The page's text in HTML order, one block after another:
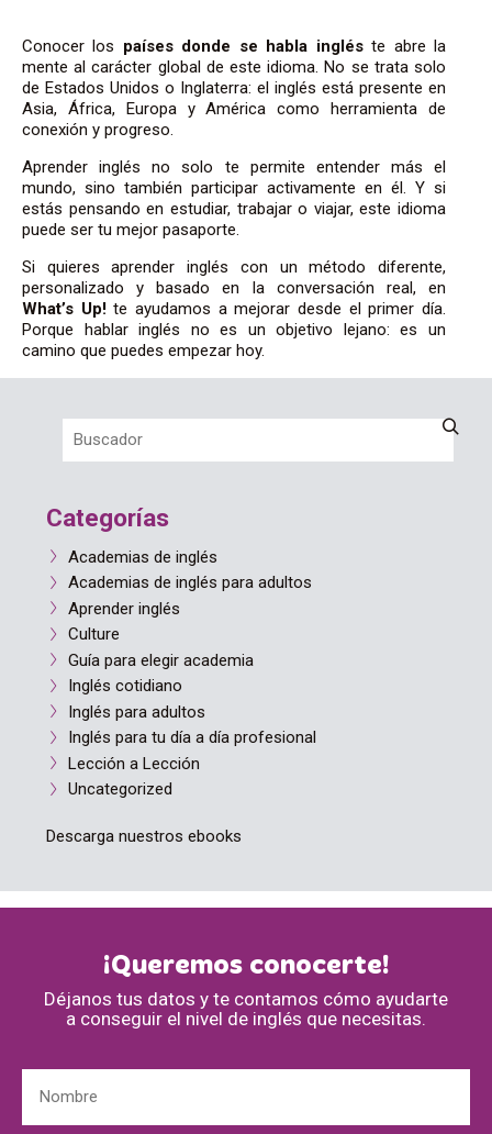
Conocer los países donde se habla ingléste abre la
mente al carácter global de este idioma. No se trata solo
de Estados Unidos o Inglaterra: el inglés está presente en
Asia, África, Europa y América como herramienta de
conexión y progreso.
Aprender inglés no solo te permite entender más el
mundo, sino también participar activamente en él. Y si
estás pensando en estudiar, trabajar o viajar, este idioma
puede ser tu mejor pasaporte.
Si quieres aprender inglés con un método diferente,
personalizado y basado en la conversación real, en
What’s Up!te ayudamos a mejorar desde el primer día.
Porque hablar inglés no es un objetivo lejano: es un
camino que puedes empezar hoy.
Categorías
Academias de inglés
Academias de inglés para adultos
Aprender inglés
Culture
Guía para elegir academia
Inglés cotidiano
Inglés para adultos
Inglés para tu día a día profesional
Lección a Lección
Uncategorized
Descarga nuestros ebooks
¡Queremos conocerte!
Déjanos tus datos y te contamos cómo ayudarte
a conseguir el nivel de inglés que necesitas.